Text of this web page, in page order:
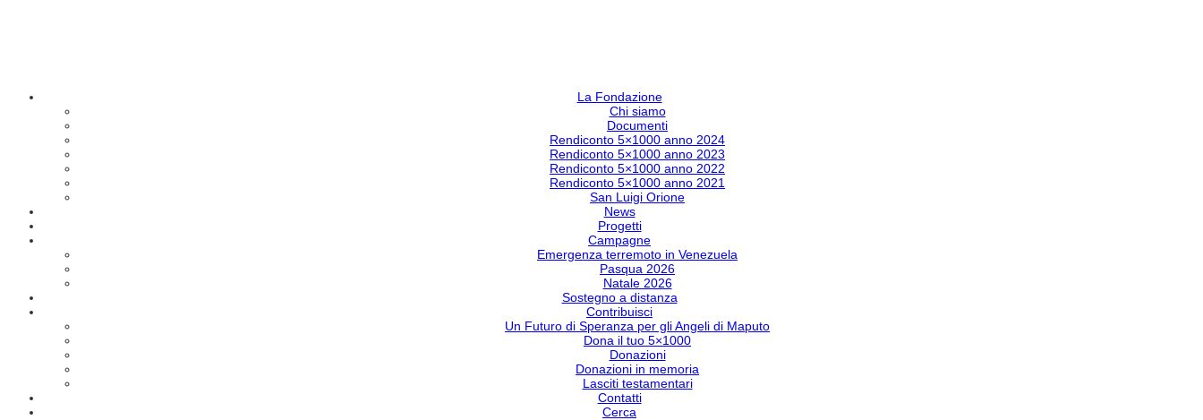
La Fondazione
Chi siamo
Documenti
Rendiconto 5×1000 anno 2024
Rendiconto 5×1000 anno 2023
Rendiconto 5×1000 anno 2022
Rendiconto 5×1000 anno 2021
San Luigi Orione
News
Progetti
Campagne
Emergenza terremoto in Venezuela
Pasqua 2026
Natale 2026
Sostegno a distanza
Contribuisci
Un Futuro di Speranza per gli Angeli di Maputo
Dona il tuo 5×1000
Donazioni
Donazioni in memoria
Lasciti testamentari
Contatti
Cerca